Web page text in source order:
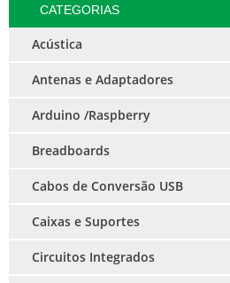
CATEGORIAS
Acústica
Antenas e Adaptadores
Arduino /Raspberry
Breadboards
Cabos de Conversão USB
Caixas e Suportes
Circuitos Integrados